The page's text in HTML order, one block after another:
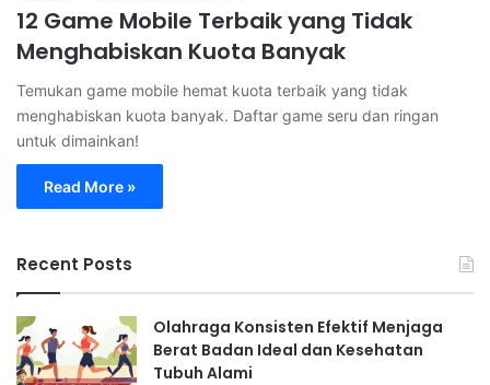
12 Game Mobile Terbaik yang Tidak
Menghabiskan Kuota Banyak
Temukan game mobile hemat kuota terbaik yang tidak
menghabiskan kuota banyak. Daftar game seru dan ringan
untuk dimainkan!
Read More »
Recent Posts
Olahraga Konsisten Efektif Menjaga
Berat Badan Ideal dan Kesehatan
Tubuh Alami